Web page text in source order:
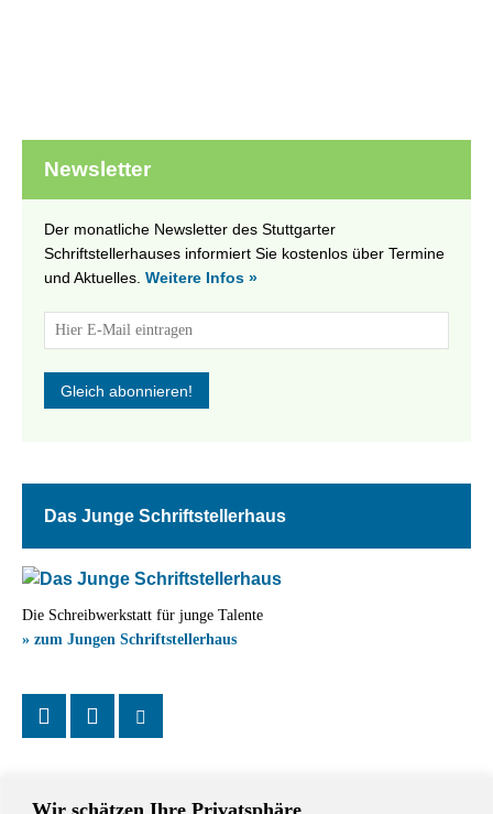
Wir schätzen Ihre Privatsphäre
Newsletter
Der monatliche Newsletter des Stuttgarter
Schriftstellerhauses informiert Sie kostenlos über Termine
und Aktuelles. Weitere Infos »
Das Junge Schriftstellerhaus
Die Schreibwerkstatt für junge Talente
» zum Jungen Schriftstellerhaus